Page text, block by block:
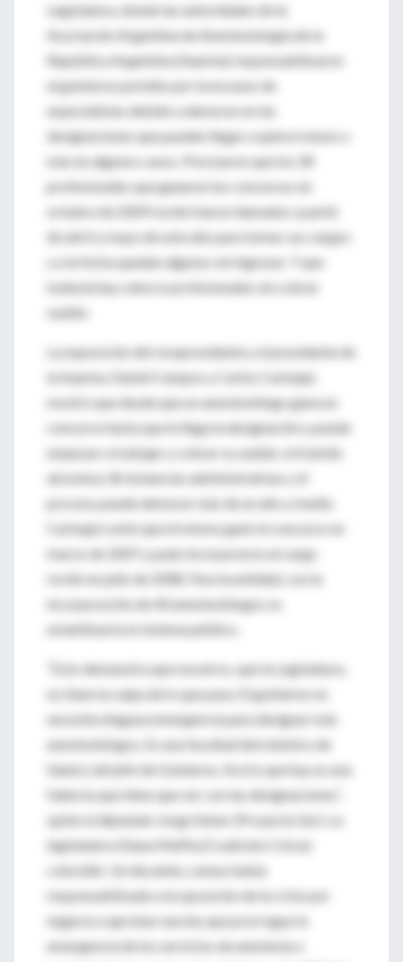
Legislatura, donde las autoridades de la
Asociación Argentina de Anestesiología de la
República Argentina (Aaarba) responsabilizaron
al gobierno porteño por la escasez de
especialistas debido a demoras en las
designaciones que pueden llegar a quince meses o
más en algunos casos. Precisaron que los 28
profesionales que ganaron los concursos en
octubre de 2009 recién fueron llamados a partir
de abril y mayo de este año para tomar sus cargos
y a la fecha quedan algunos sin ingresar. Y que
todavía hay catorce profesionales sin cobrar
sueldo.
La exposición del vicepresidente y el presidente de
la Aaarba, Daniel Campos y Carlos Carbajal,
mostró que desde que un anestesiólogo gana un
concurso hasta que le llega la designación y puede
empezar a trabajar y cobrar su sueldo, el trámite
atraviesa 36 instancias administrativas y el
proceso puede demorar más de un año y medio.
Carbajal contó que él mismo ganó el concurso en
marzo de 2007 y pudo incorporarse al cargo
recién en julio de 2008. Para la entidad, con la
incorporación de 40 anestesiólogos se
estabilizaría el sistema público.
“Esto demuestra que nosotros, que la Legislatura,
no tiene la culpa de lo que pasa. El gobierno no
necesita ninguna emergencia para designar más
anestesiólogos. Es una facultad del ministro de
Salud y del jefe de Gobierno. Acá lo que hay es una
falencia que tiene que ver con las designaciones”,
opinó el diputado Jorge Selser (Proyecto Sur). La
legisladora Diana Maffía (Coalición Cívica)
coincidió. Un día antes, Lemus había
responsabilizado a la oposición de la crisis por
negarse a aprobar una ley que prorrogue la
emergencia de los servicios de anestesia o